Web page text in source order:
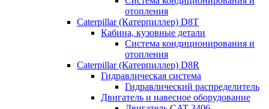
отопления
Caterpillar (Катерпиллер) D8T
Кабина, кузовные детали
Система кондиционирования и
отопления
Caterpillar (Катерпиллер) D8R
Гидравлическая система
Гидравлический распределитель
Двигатель и навесное оборудование